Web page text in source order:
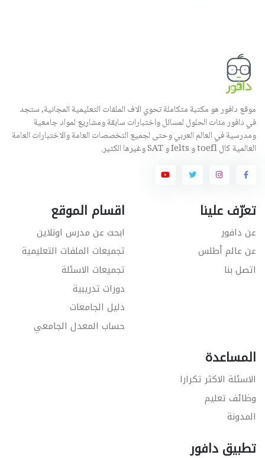
موقع دافور هو مكتبة متكاملة تحوي الاف الملفات التعليمية المجانية, ستجد
في دافور مئات الحلول لمسائل واختبارات سابقة ومشاريع لمواد جامعية
ومدرسية في العالم العربي وحتى لجميع التخصصات العامة والاختبارات العامة
العالمية كال toefl و Ielts و SAT وغيرها الكثير.
تعرّف علينا
عن دافور
عن عالم أطلس
اتصل بنا
اقسام الموقع
ابحث عن مدرس اونلاين
تجميعات الملفات التعليمية
تجميعات الاسئلة
دورات تدريبية
دليل الجامعات
حساب المعدل الجامعي
المساعدة
الاسئلة الاكثر تكرارا
وظائف تعليم
المدونة
تطبيق دافور